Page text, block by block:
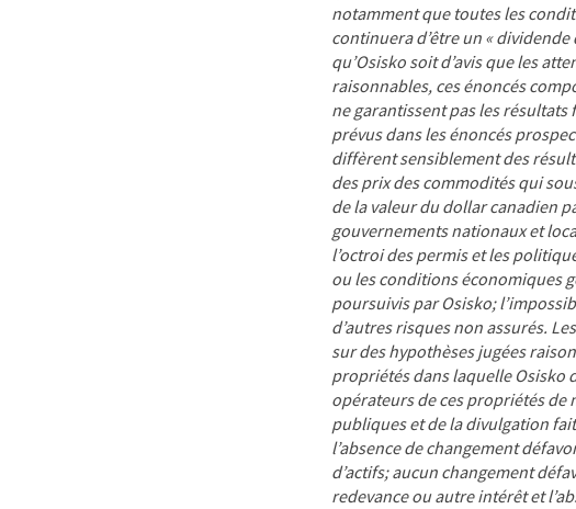
notamment que toutes les
continuera d’être un «
qu’Osisko soit d’avis que les
raisonnables, ces énoncés
ne garantissent pas les
prévus dans les énoncés
diffèrent sensiblement des
des prix des commodités qui
de la valeur du dollar canadien
gouvernements nationaux et
l’octroi des permis et les
ou les conditions économiques
poursuivis par Osisko;
d’autres risques non assurés.
sur des hypothèsesjugées
propriétés dans laquelle Osisko
opérateurs de ces propriétés de
publiques et de la divulgation
l’absence de changement
d’actifs; aucun changement
redevance ou autre intérêt et